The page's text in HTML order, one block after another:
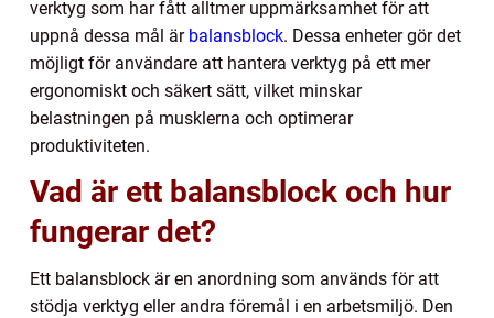
verktyg som har fått alltmer uppmärksamhet för att
uppnå dessa mål är balansblock. Dessa enheter gör det
möjligt för användare att hantera verktyg på ett mer
ergonomiskt och säkert sätt, vilket minskar
belastningen på musklerna och optimerar
produktiviteten.
Vad är ett balansblock och hur
fungerar det?
Ett balansblock är en anordning som används för att
stödja verktyg eller andra föremål i en arbetsmiljö. Den